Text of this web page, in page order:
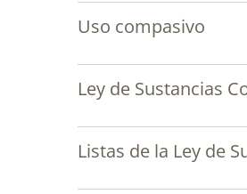
Uso compasivo
Ley de Sustancias
Listas de la Ley de